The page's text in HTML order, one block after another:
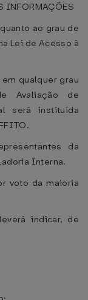
INFORMAÇÕES
ao grau de
Lei de Acesso à
qualquer grau
Avaliação de
será instituída
da
Interna.
voto da maioria
indicar, de